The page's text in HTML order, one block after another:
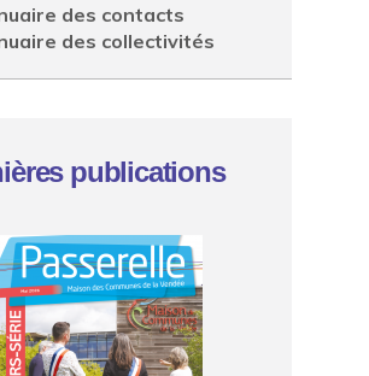
des contacts
des collectivités
publications